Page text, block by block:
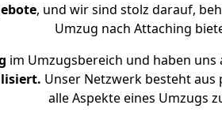
, und wir sind stolz darauf,
Umzug nach Attaching
im Umzugsbereich und haben
Unser Netzwerk besteht
alle Aspekte eines Umzugs